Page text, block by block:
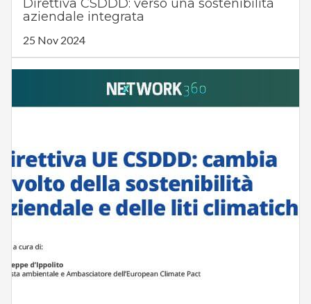
Direttiva CSDDD: verso una sostenibilità
aziendale integrata
25 Nov 2024